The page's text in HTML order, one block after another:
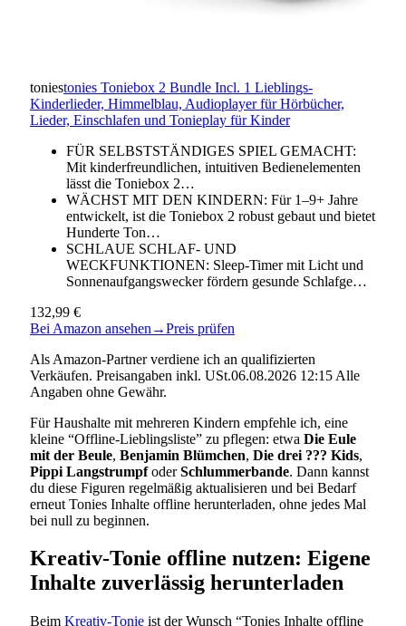
toniestonies Toniebox 2 Bundle Incl. 1 Lieblings-
Kinderlieder, Himmelblau, Audioplayer für Hörbücher,
Lieder, Einschlafen und Tonieplay für Kinder
FÜR SELBSTSTÄNDIGES SPIEL GEMACHT:
Mit kinderfreundlichen, intuitiven Bedienelementen
lässt die Toniebox 2…
WÄCHST MIT DEN KINDERN: Für 1–9+ Jahre
entwickelt, ist die Toniebox 2 robust gebaut und bietet
Hunderte Ton…
SCHLAUE SCHLAF- UND
WECKFUNKTIONEN: Sleep-Timer mit Licht und
Sonnenaufgangswecker fördern gesunde Schlafge…
132,99 €
Bei Amazon ansehen →Preis prüfen
Als Amazon-Partner verdiene ich an qualifizierten
Verkäufen. Preisangaben inkl. USt.06.08.2026 12:15 Alle
Angaben ohne Gewähr.
Für Haushalte mit mehreren Kindern empfehle ich, eine
kleine “Offline-Lieblingsliste” zu pflegen: etwa Die Eule
mit der Beule, Benjamin Blümchen, Die drei ??? Kids,
Pippi LangstrumpfoderSchlummerbande. Dann kannst
du diese Figuren regelmäßig aktualisieren und bei Bedarf
erneut Tonies Inhalte offline herunterladen, ohne jedes Mal
bei null zu beginnen.
Kreativ-Tonie offline nutzen: Eigene
Inhalte zuverlässig herunterladen
Beim Kreativ-Tonie ist der Wunsch “Tonies Inhalte offline